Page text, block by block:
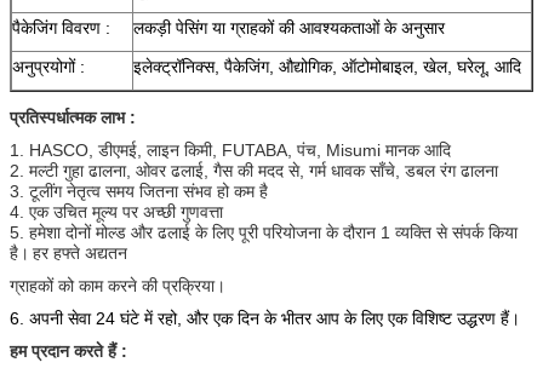
पैकेजिंग विवरण :
लकड़ी पेसिंग या ग्राहकों की आवश्यकताओं के अनुसार
अनुप्रयोगों :
इलेक्ट्रॉनिक्स, पैकेजिंग, औद्योगिक, ऑटोमोबाइल, खेल, घरेलू, आदि
प्रतिस्पर्धात्मक लाभ :
1. HASCO, डीएमई, लाइन किमी, FUTABA, पंच, Misumi मानक आदि
2. मल्टी गुहा ढालना, ओवर ढलाई, गैस की मदद से, गर्म धावक साँचे, डबल रंग ढालना
3. टूलींग नेतृत्व समय जितना संभव हो कम है
4. एक उचित मूल्य पर अच्छी गुणवत्ता
5. हमेशा दोनों मोल्ड और ढलाई के लिए पूरी परियोजना के दौरान 1 व्यक्ति से संपर्क किया
है। हर हफ्ते अद्यतन
ग्राहकों को काम करने की प्रक्रिया।
6. अपनी सेवा 24 घंटे में रहो, और एक दिन के भीतर आप के लिए एक विशिष्ट उद्धरण हैं।
हम प्रदान करते हैं :